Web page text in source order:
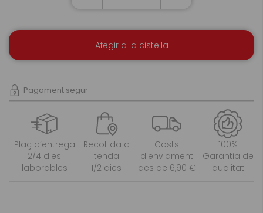
Afegir a la cistella
Pagament segur
Plaç d’entrega
2/4 dies
laborables
Recollida a
tenda
1/2 dies
Costs
d'enviament
des de 6,90 €
100%
Garantia de
qualitat